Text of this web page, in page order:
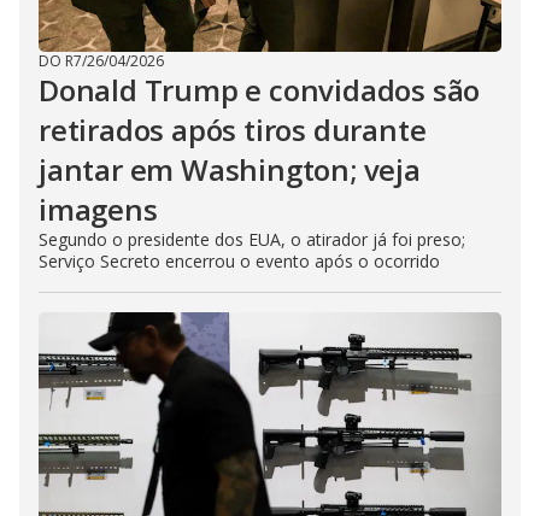
DO R7/26/04/2026
Donald Trump e convidados são
retirados após tiros durante
jantar em Washington; veja
imagens
Segundo o presidente dos EUA, o atirador já foi preso;
Serviço Secreto encerrou o evento após o ocorrido